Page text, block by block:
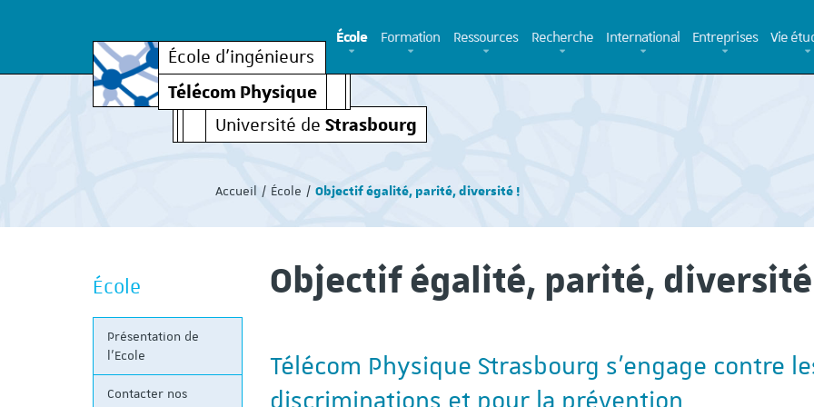
École d’ingénieurs
Télécom Physique
Université deStrasbourg
École Formation Ressources Recherche International Entreprises Vie
Accueil École Objectif égalité, parité, diversité !
École
Présentation de
l'Ecole
Contacter nos
Objectif égalité, parité,
Télécom Physique Strasbourg s'engage contre
Campagne de recrutement
Elle vient de sortir,